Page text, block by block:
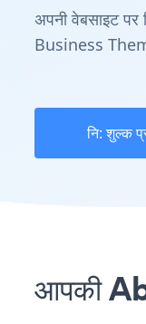
अपनी वेबसाइट पर
Business
नि: शुल्क
आपकी